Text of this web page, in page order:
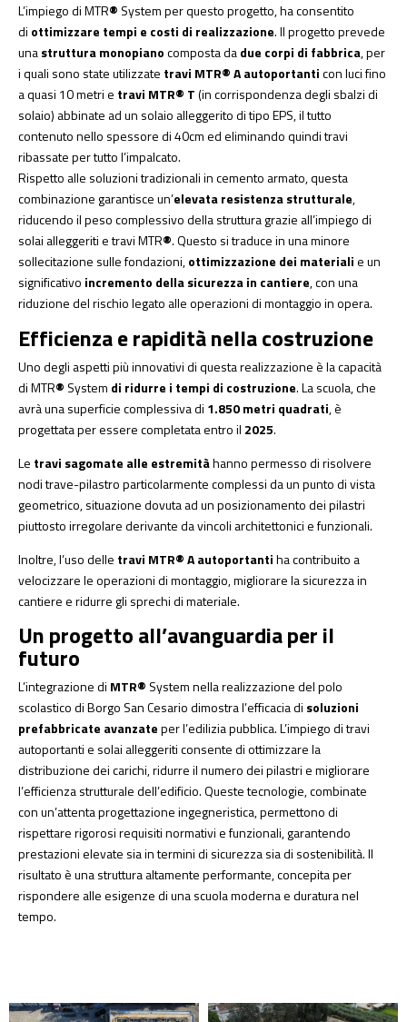
L’impiego di MTR® System per questo progetto, ha consentito
di ottimizzare tempi e costi di realizzazione. Il progetto prevede
unastruttura monopianocomposta dadue corpi di fabbrica, per
i quali sono state utilizzate travi MTR® A autoportanticon luci fino
a quasi 10 metri e travi MTR® T(in corrispondenza degli sbalzi di
solaio) abbinate ad un solaio alleggerito di tipo EPS, il tutto
contenuto nello spessore di 40cm ed eliminando quindi travi
ribassate per tutto l’impalcato.
Rispetto alle soluzioni tradizionali in cemento armato, questa
combinazione garantisce un’elevata resistenza strutturale,
riducendo il peso complessivo della struttura grazie all’impiego di
solai alleggeriti e travi MTR®. Questo si traduce in una minore
sollecitazione sulle fondazioni,ottimizzazione dei materialie un
significativo incremento della sicurezza in cantiere, con una
riduzione del rischio legato alle operazioni di montaggio in opera.
Efficienza e rapidità nella costruzione
Uno degli aspetti più innovativi di questa realizzazione è la capacità
di MTR® System di ridurre i tempi di costruzione. La scuola, che
avrà una superficie complessiva di 1.850 metri quadrati, è
progettata per essere completata entro il 2025.
Le travi sagomate alle estremitàhanno permesso di risolvere
nodi trave-pilastro particolarmente complessi da un punto di vista
geometrico, situazione dovuta ad un posizionamento dei pilastri
piuttosto irregolare derivante da vincoli architettonici e funzionali.
Inoltre, l’uso delle travi MTR® A autoportantiha contribuito a
velocizzare le operazioni di montaggio, migliorare la sicurezza in
cantiere e ridurre gli sprechi di materiale.
Un progetto all’avanguardia per il
futuro
L’integrazione di MTR® System nella realizzazione del polo
scolastico di Borgo San Cesario dimostra l’efficacia di soluzioni
prefabbricate avanzateper l’edilizia pubblica. L’impiego di travi
autoportanti e solai alleggeriti consente di ottimizzare la
distribuzione dei carichi, ridurre il numero dei pilastri e migliorare
l’efficienza strutturale dell’edificio. Queste tecnologie, combinate
con un’attenta progettazione ingegneristica, permettono di
rispettare rigorosi requisiti normativi e funzionali, garantendo
prestazioni elevate sia in termini di sicurezza sia di sostenibilità. Il
risultato è una struttura altamente performante, concepita per
rispondere alle esigenze di una scuola moderna e duratura nel
tempo.